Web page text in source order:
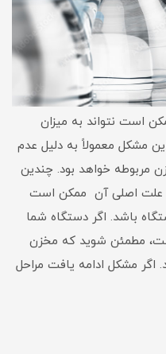
است نتواند به میزان
مشکل معمولاً‌ به دلیل عدم
مربوطه خواهد بود. چندین
علت اصلی آن ممکن است
باشد. اگر دستگاه شما
مطمئن شوید که مخزن
اگر مشکل ادامه یافت مراحل